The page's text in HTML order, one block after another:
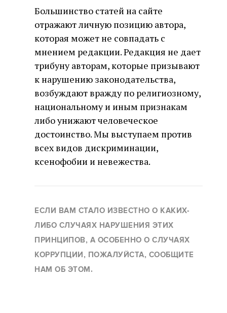
Большинство статей на сайте
отражают личную позицию автора,
которая может не совпадать с
мнением редакции. Редакция не дает
трибуну авторам, которые призывают
к нарушению законодательства,
возбуждают вражду по религиозному,
национальному и иным признакам
либо унижают человеческое
достоинство. Мы выступаем против
всех видов дискриминации,
ксенофобии и невежества.
ЕСЛИ ВАМ СТАЛО ИЗВЕСТНО О КАКИХ-
ЛИБО СЛУЧАЯХ НАРУШЕНИЯ ЭТИХ
ПРИНЦИПОВ, А ОСОБЕННО О СЛУЧАЯХ
КОРРУПЦИИ, ПОЖАЛУЙСТА, СООБЩИТЕ
НАМ ОБ ЭТОМ.